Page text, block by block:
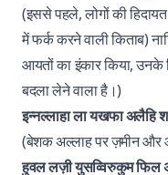
(इससे पहले, लोगों की
में फर्क करने वाली किताब)
आयतों का इंकार किया,
बदला लेने वाला है।)
इन्नल्लाहा ला यखफा अलैहि
(बेशक अल्लाह पर ज़मीन और
हुवल लज़ी युसव्विरुकुम फिल